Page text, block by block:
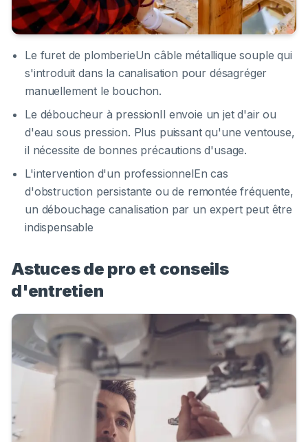
Le furet de plomberieUn câble métallique souple qui
s'introduit dans la canalisation pour désagréger
manuellement le bouchon.
Le déboucheur à pressionIl envoie un jet d'air ou
d'eau sous pression. Plus puissant qu'une ventouse,
il nécessite de bonnes précautions d'usage.
L'intervention d'un professionnelEn cas
d'obstruction persistante ou de remontée fréquente,
un débouchage canalisation par un expert peut être
indispensable
Astuces de pro et conseils
d'entretien